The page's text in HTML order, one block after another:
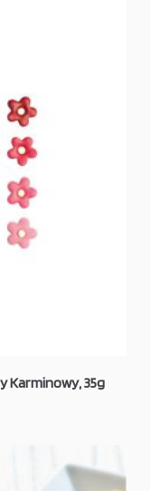
Karminowy, 35g